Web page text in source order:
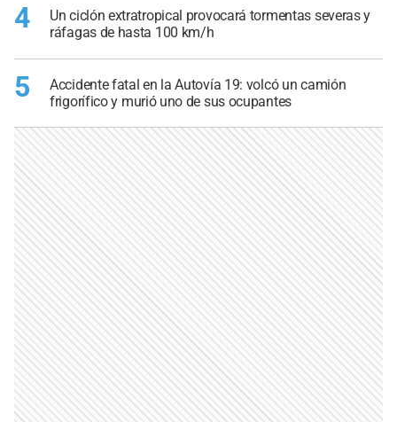
4
Un ciclón extratropical provocará tormentas severas y
ráfagas de hasta 100 km/h
5
Accidente fatal en la Autovía 19: volcó un camión
frigorífico y murió uno de sus ocupantes